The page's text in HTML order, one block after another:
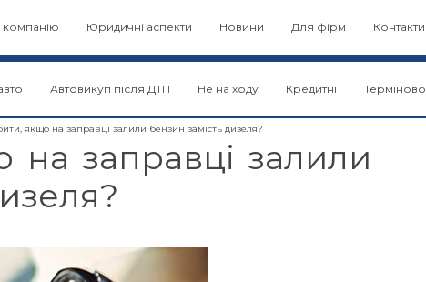
Юридичні аспекти Новини Для фірм Контакти
Автовикуп після ДТП Не на ходу Кредитні Терміново
якщо на заправці залили бензин замість дизеля?
заправці залили